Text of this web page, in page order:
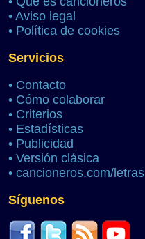
• Aviso legal
• Política de cookies
Servicios
• Contacto
• Cómo colaborar
• Criterios
• Estadísticas
• Publicidad
• Versión clásica
• cancioneros.com/letras
Síguenos